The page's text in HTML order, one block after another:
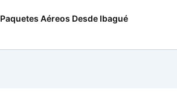
Paquetes Aéreos Desde Ibagué